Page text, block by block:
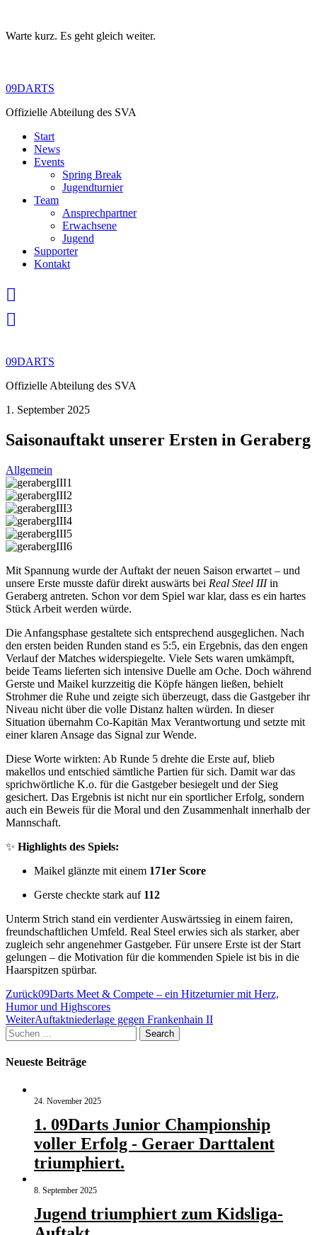
Warte kurz. Es geht gleich weiter.
content
09DARTS
Offizielle Abteilung des SVA
Start
News
Events
Spring Break
Jugendturnier
Team
Ansprechpartner
Erwachsene
Jugend
Supporter
Kontakt
09DARTS
Offizielle Abteilung des SVA
1. September 2025
Saisonauftakt unserer Ersten in Geraberg
Allgemein
Mit Spannung wurde der Auftakt der neuen Saison erwartet – und
unsere Erste musste dafür direkt auswärts bei Real Steel IIIin
Geraberg antreten. Schon vor dem Spiel war klar, dass es ein hartes
Stück Arbeit werden würde.
Die Anfangsphase gestaltete sich entsprechend ausgeglichen. Nach
den ersten beiden Runden stand es 5:5, ein Ergebnis, das den engen
Verlauf der Matches widerspiegelte. Viele Sets waren umkämpft,
beide Teams lieferten sich intensive Duelle am Oche. Doch während
Gerste und Maikel kurzzeitig die Köpfe hängen ließen, behielt
Strohmer die Ruhe und zeigte sich überzeugt, dass die Gastgeber ihr
Niveau nicht über die volle Distanz halten würden. In dieser
Situation übernahm Co-Kapitän Max Verantwortung und setzte mit
einer klaren Ansage das Signal zur Wende.
Diese Worte wirkten: Ab Runde 5 drehte die Erste auf, blieb
makellos und entschied sämtliche Partien für sich. Damit war das
sprichwörtliche K.o. für die Gastgeber besiegelt und der Sieg
gesichert. Das Ergebnis ist nicht nur ein sportlicher Erfolg, sondern
auch ein Beweis für die Moral und den Zusammenhalt innerhalb der
Mannschaft.
✨ Highlights des Spiels:
Maikel glänzte mit einem 171er Score
Gerste checkte stark auf 112
Unterm Strich stand ein verdienter Auswärtssieg in einem fairen,
freundschaftlichen Umfeld. Real Steel erwies sich als starker, aber
zugleich sehr angenehmer Gastgeber. Für unsere Erste ist der Start
gelungen – die Motivation für die kommenden Spiele ist bis in die
Haarspitzen spürbar.
Beitragsnavigation
Zurück09Darts Meet & Compete – ein Hitzeturnier mit Herz,
Humor und Highscores
WeiterAuftaktniederlage gegen Frankenhain II
Suchen
nach:
Search
Neueste Beiträge
24. November 2025
1. 09Darts Junior Championship
voller Erfolg - Geraer Darttalent
triumphiert.
8. September 2025
Jugend triumphiert zum Kidsliga-